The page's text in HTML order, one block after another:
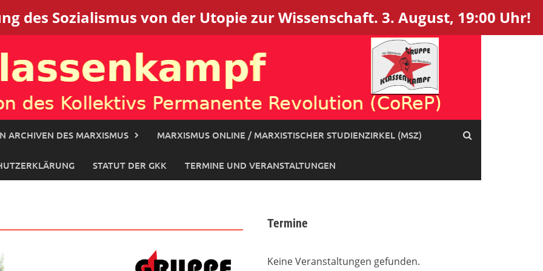
des Sozialismus von der Utopie zur Wissenschaft. 3. August, 19:00 Uhr!
ARCHIVEN DES MARXISMUS MARXISMUS ONLINE / MARXISTISCHER STUDIENZIRKEL (MSZ)
STATUT DER GKK TERMINE UND VERANSTALTUNGEN
Termine
Keine Veranstaltungen gefunden.